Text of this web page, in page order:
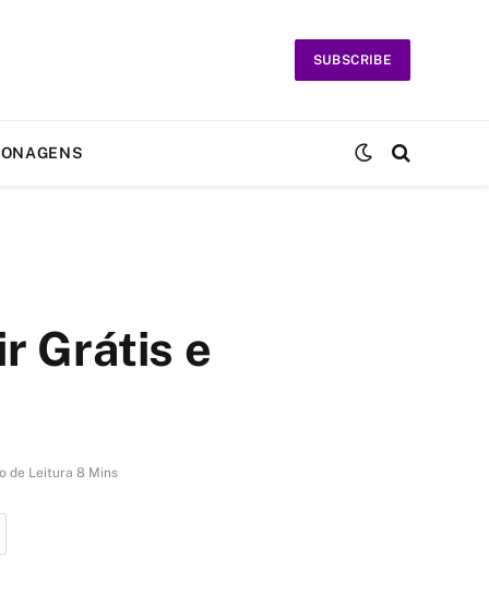
SUBSCRIBE
Grátis e
de Leitura 8 Mins